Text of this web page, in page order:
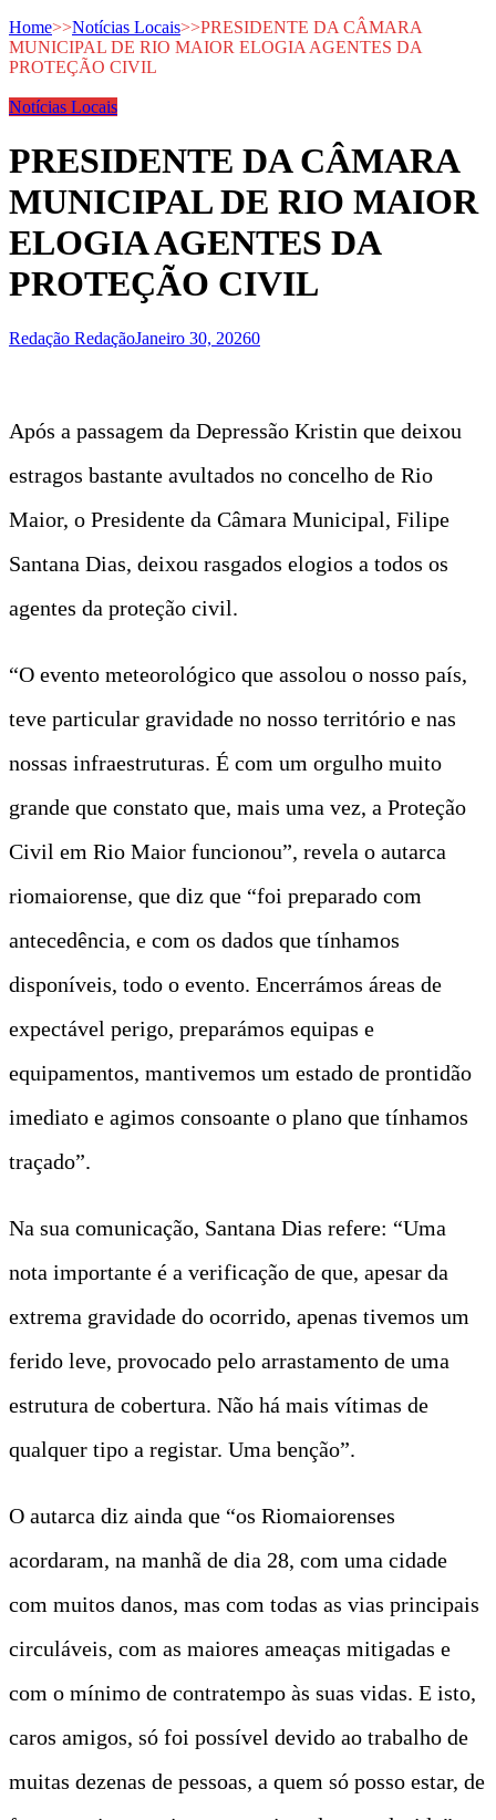
Home>>Notícias Locais>>PRESIDENTE DA CÂMARA
MUNICIPAL DE RIO MAIOR ELOGIA AGENTES DA
PROTEÇÃO CIVIL
Notícias Locais
PRESIDENTE DA CÂMARA
MUNICIPAL DE RIO MAIOR
ELOGIA AGENTES DA
PROTEÇÃO CIVIL
Redação RedaçãoJaneiro 30, 20260
Após a passagem da Depressão Kristin que deixou
estragos bastante avultados no concelho de Rio
Maior, o Presidente da Câmara Municipal, Filipe
Santana Dias, deixou rasgados elogios a todos os
agentes da proteção civil.
“O evento meteorológico que assolou o nosso país,
teve particular gravidade no nosso território e nas
nossas infraestruturas. É com um orgulho muito
grande que constato que, mais uma vez, a Proteção
Civil em Rio Maior funcionou”, revela o autarca
riomaiorense, que diz que “foi preparado com
antecedência, e com os dados que tínhamos
disponíveis, todo o evento. Encerrámos áreas de
expectável perigo, preparámos equipas e
equipamentos, mantivemos um estado de prontidão
imediato e agimos consoante o plano que tínhamos
traçado”.
Na sua comunicação, Santana Dias refere: “Uma
nota importante é a verificação de que, apesar da
extrema gravidade do ocorrido, apenas tivemos um
ferido leve, provocado pelo arrastamento de uma
estrutura de cobertura. Não há mais vítimas de
qualquer tipo a registar. Uma benção”.
O autarca diz ainda que “os Riomaiorenses
acordaram, na manhã de dia 28, com uma cidade
com muitos danos, mas com todas as vias principais
circuláveis, com as maiores ameaças mitigadas e
com o mínimo de contratempo às suas vidas. E isto,
caros amigos, só foi possível devido ao trabalho de
muitas dezenas de pessoas, a quem só posso estar, de